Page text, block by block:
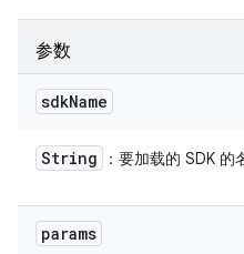
参数
sdkName
String ：要加载的 SDK
params